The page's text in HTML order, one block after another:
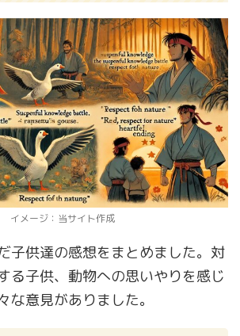
イメージ：当サイト作成
子供達の感想をまとめました。対
る子供、動物への思いやりを感じ
な意見がありました。